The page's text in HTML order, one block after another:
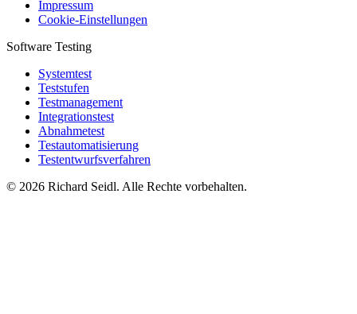
Impressum
Cookie-Einstellungen
Software Testing
Systemtest
Teststufen
Testmanagement
Integrationstest
Abnahmetest
Testautomatisierung
Testentwurfsverfahren
© 2026 Richard Seidl. Alle Rechte vorbehalten.